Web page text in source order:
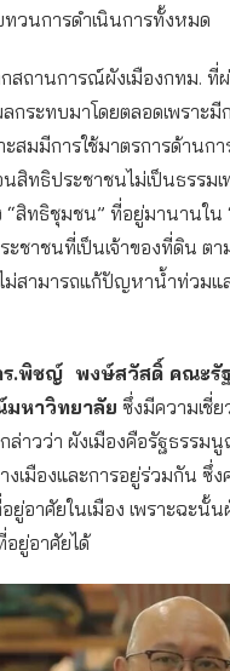
วนการดำเนินการทั้งหมด
สถานการณ์ผังเมืองกทม. ที่
กระทบมาโดยตลอดเพราะมี
ะสมมีการใช้มาตรการด้านกา
สิทธิประชาชนไม่เป็นธรรมเ
“สิทธิชุมชน” ที่อยู่มานานใน
ะชาชนที่เป็นเจ้าของที่ดิน ต
ม่สามารถแก้ปัญหาน้ำท่วม
ร.พิชญ์ พงษ์สวัสดิ์ คณะรั
หาวิทยาลัย ซึ่งมีความเชี่
กล่าวว่า ผังเมืองคือรัฐธรร
เมืองและการอยู่ร่วมกัน ซึ่
ยู่อาศัยในเมือง เพราะฉะนั้น
ยู่อาศัยได้